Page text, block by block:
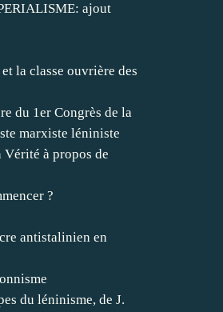
ajout
la classe ouvrière des
du 1er Congrès de la
marxiste léniniste
Vérité à propos de
?
antistalinien en
du léninisme, de J.